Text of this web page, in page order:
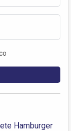
Hamburger